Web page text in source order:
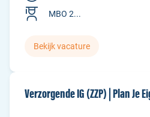
MBO 2...
Bekijk vacature
Verzorgende IG (ZZP) | Plan Je